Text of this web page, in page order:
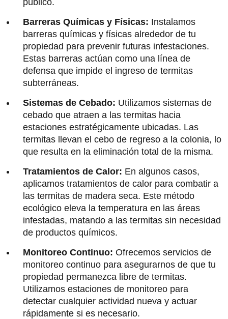
Barreras Químicas y Físicas: Instalamos
barreras químicas y físicas alrededor de tu
propiedad para prevenir futuras infestaciones.
Estas barreras actúan como una línea de
defensa que impide el ingreso de termitas
subterráneas.
Sistemas de Cebado: Utilizamos sistemas de
cebado que atraen a las termitas hacia
estaciones estratégicamente ubicadas. Las
termitas llevan el cebo de regreso a la colonia, lo
que resulta en la eliminación total de la misma.
Tratamientos de Calor: En algunos casos,
aplicamos tratamientos de calor para combatir a
las termitas de madera seca. Este método
ecológico eleva la temperatura en las áreas
infestadas, matando a las termitas sin necesidad
de productos químicos.
Monitoreo Continuo: Ofrecemos servicios de
monitoreo continuo para asegurarnos de que tu
propiedad permanezca libre de termitas.
Utilizamos estaciones de monitoreo para
detectar cualquier actividad nueva y actuar
rápidamente si es necesario.